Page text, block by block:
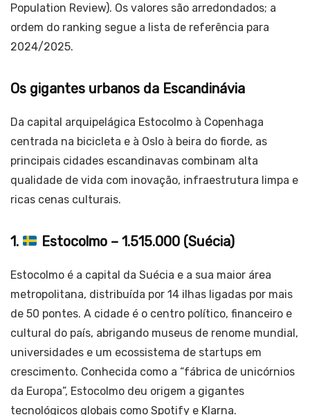
Population Review). Os valores são arredondados; a
ordem do ranking segue a lista de referência para
2024/2025.
Os gigantes urbanos da Escandinávia
Da capital arquipelágica Estocolmo à Copenhaga
centrada na bicicleta e à Oslo à beira do fiorde, as
principais cidades escandinavas combinam alta
qualidade de vida com inovação, infraestrutura limpa e
ricas cenas culturais.
1. Estocolmo – 1.515.000 (Suécia)
Estocolmo é a capital da Suécia e a sua maior área
metropolitana, distribuída por 14 ilhas ligadas por mais
de 50 pontes. A cidade é o centro político, financeiro e
cultural do país, abrigando museus de renome mundial,
universidades e um ecossistema de startups em
crescimento. Conhecida como a “fábrica de unicórnios
da Europa”, Estocolmo deu origem a gigantes
tecnológicos globais como Spotify e Klarna.